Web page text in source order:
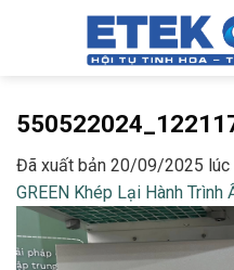
Đã xuất bản 20/09/2025 lúc
GREEN Khép Lại Hành